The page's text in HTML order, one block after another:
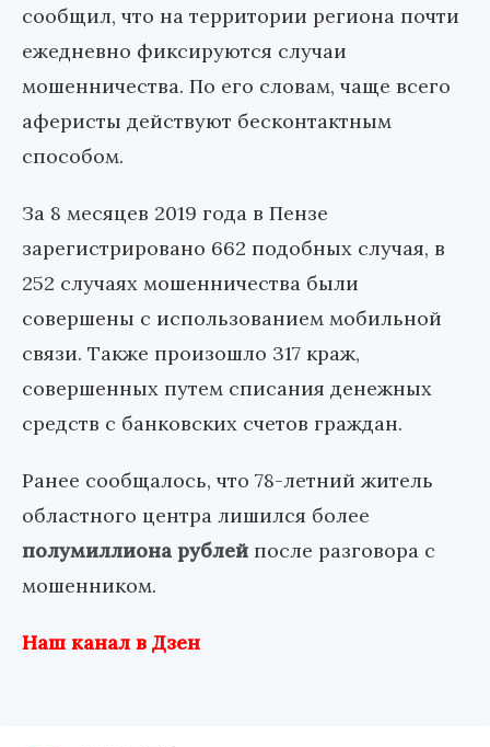
сообщил, что на территории региона почти
ежедневно фиксируются случаи
мошенничества. По его словам, чаще всего
аферисты действуют бесконтактным
способом.
За 8 месяцев 2019 года в Пензе
зарегистрировано 662 подобных случая, в
252 случаях мошенничества были
совершены с использованием мобильной
связи. Также произошло 317 краж,
совершенных путем списания денежных
средств с банковских счетов граждан.
Ранее сообщалось, что 78-летний житель
областного центра лишился более
полумиллиона рублей после разговора с
мошенником.
Наш канал в Дзен